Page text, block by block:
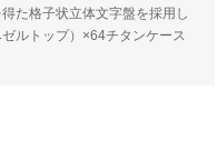
た格子状立体文字盤を採用し
ルトップ）×64チタンケース